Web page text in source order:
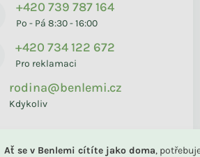
Ať se v Benlemi cítíte jako doma,
+420 739 787 164
Po - Pá 8:30 - 16:00
+420 734 122 672
Pro reklamaci
rodina@benlemi.cz
Kdykoliv